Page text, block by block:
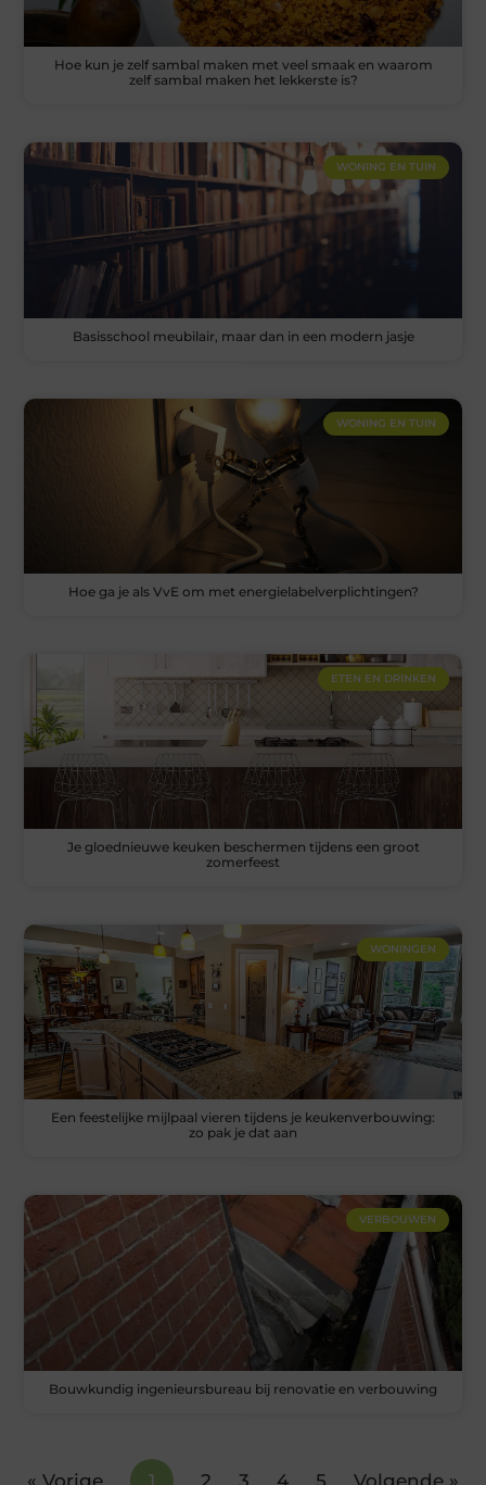
Hoe kun je zelf sambal maken met veel smaak en waarom
zelf sambal maken het lekkerste is?
WONING EN TUIN
Basisschool meubilair, maar dan in een modern jasje
WONING EN TUIN
Hoe ga je als VvE om met energielabelverplichtingen?
ETEN EN DRINKEN
Je gloednieuwe keuken beschermen tijdens een groot
zomerfeest
WONINGEN
Een feestelijke mijlpaal vieren tijdens je keukenverbouwing:
zo pak je dat aan
VERBOUWEN
Bouwkundig ingenieursbureau bij renovatie en verbouwing
« Vorige 1 2 3 4 5 Volgende »